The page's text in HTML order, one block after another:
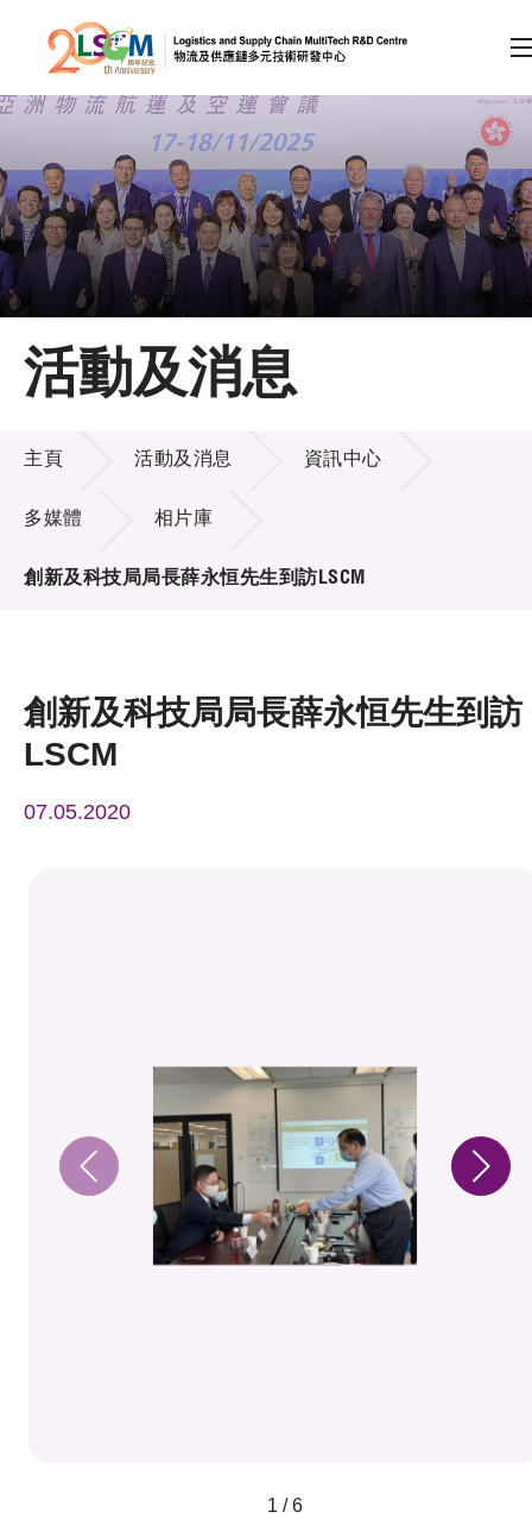
跳到內容（按回車鍵）
會員登入
A A EN 繁 简
主頁
關於LSCM
技術商品化
項目及資助計劃
新聞中心
活動及消息
活動及消息
主頁 活動及消息 資訊中心
多媒體 相片庫
創新及科技局局長薛永恒先生到訪LSCM
創新及科技局局長薛永恒先生到訪
LSCM
07.05.2020
1 / 6